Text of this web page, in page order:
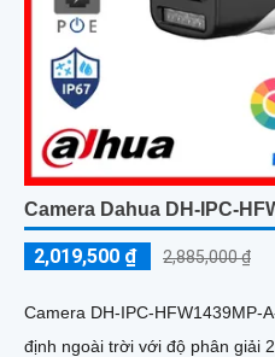
Camera Dahua DH-IPC-
2,019,500 ₫ 2,885,000 ₫
Camera DH-IPC-HFW1439MP-
định ngoài trời với độ phân giải